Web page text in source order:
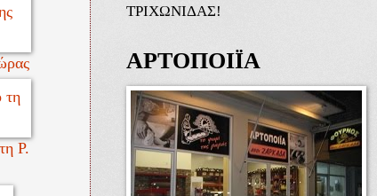
Ρ.
ΤΡΙΧΩΝΙΔΑΣ!
ΑΡΤΟΠΟΙΪΑ